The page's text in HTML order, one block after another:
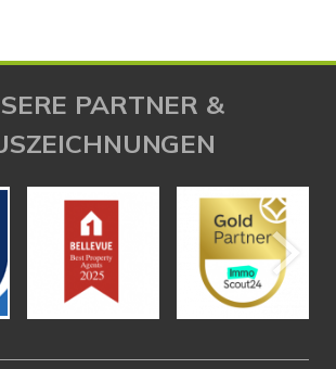
PARTNER &